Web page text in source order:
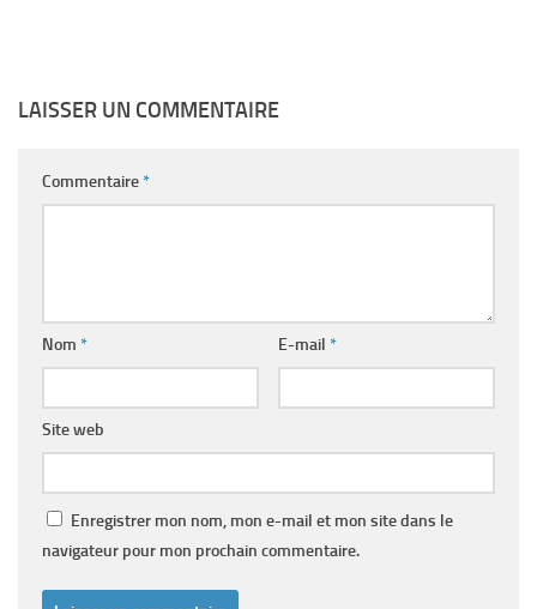
LAISSER UN COMMENTAIRE
Commentaire*
Nom * E-mail *
Site web
Enregistrer mon nom, mon e-mail et mon site dans le
navigateur pour mon prochain commentaire.